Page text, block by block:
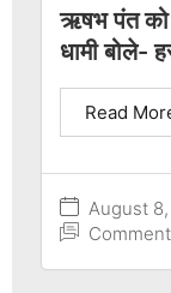
ऋषभ पंत को
धामी बोले-
August
Read